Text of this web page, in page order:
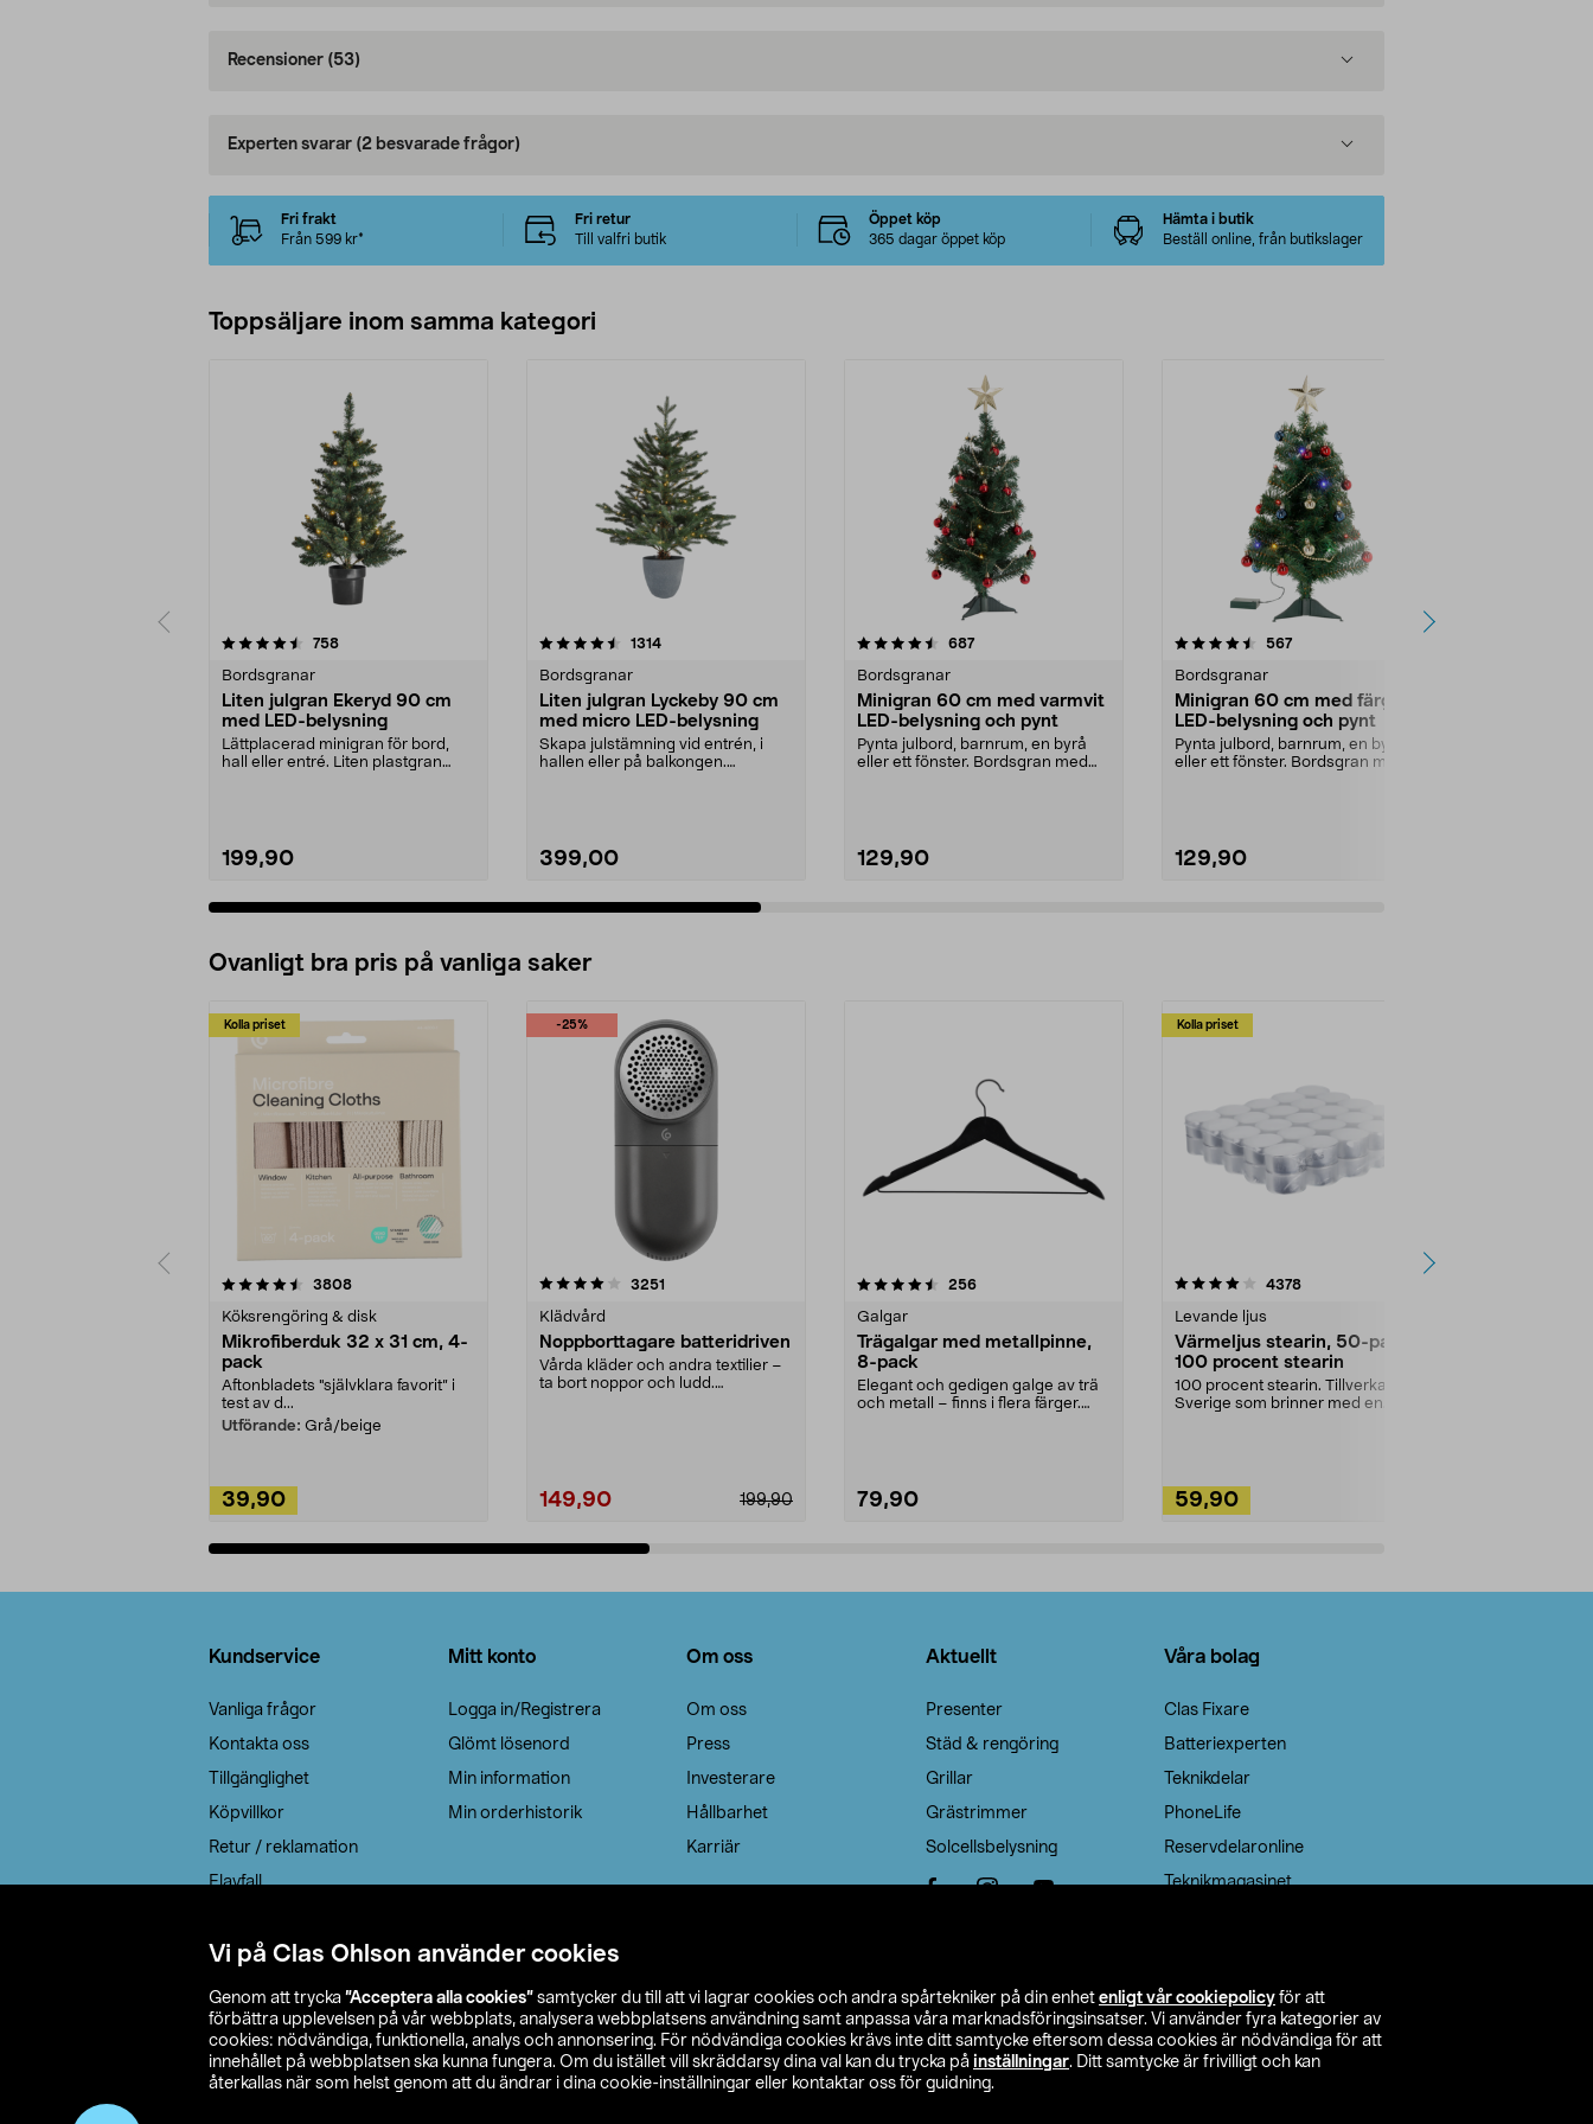
Vi på Clas Ohlson använder cookies
Genom att trycka ”Acceptera alla cookies” samtycker du till att vi lagrar cookies och andra spårtekniker på din enhet enligt vår cookiepolicy för att
förbättra upplevelsen på vår webbplats, analysera webbplatsens användning samt anpassa våra marknadsföringsinsatser. Vi använder fyra kategorier av
cookies: nödvändiga, funktionella, analys och annonsering. För nödvändiga cookies krävs inte ditt samtycke eftersom dessa cookies är nödvändiga för att
innehållet på webbplatsen ska kunna fungera. Om du istället vill skräddarsy dina val kan du trycka på inställningar. Ditt samtycke är frivilligt och kan
återkallas när som helst genom att du ändrar i dina cookie-inställningar eller kontaktar oss för guidning.
Recensioner (53)
Experten svarar (2 besvarade frågor)
Fri frakt
Från 599 kr*
Fri retur
Till valfri butik
Öppet köp
365 dagar öppet köp
Hämta i butik
Beställ online, från butikslager
Toppsäljare inom samma kategori
758recensioner
Bordsgranar
Liten julgran Ekeryd 90 cm
med LED-belysning
Lättplacerad minigran för bord,
hall eller entré. Liten plastgran
199,90
4.5 av 5 stjärnor 1314recensioner
Bordsgranar
Liten julgran Lyckeby 90 cm
med micro LED-belysning
Skapa julstämning vid entrén, i
hallen eller på balkongen.
399,00
4.5 av 5 stjärnor 687recensioner
Bordsgranar
Minigran 60 cm med varmvit
LED-belysning och pynt
Pynta julbord, barnrum, en byrå
eller ett fönster. Bordsgran med
129,90
4.5 av 5 stjärnor 567recensioner
Bordsgranar
Minigran 60 cm med färgad
LED-belysning och pynt
Pynta julbord, barnrum, en byrå
eller ett fönster. Bordsgran med
129,90
4.5 av 5 stjärnor
Ovanligt bra pris på vanliga saker
Kolla priset
3808recensioner
Köksrengöring & disk
Mikrofiberduk 32 x 31 cm, 4-
pack
Aftonbladets "självklara favorit” i
test av d...
Utförande: Grå/beige
39,90
-25%
4.0av 5 stjärnor 3251
Klädvård
Noppborttagare batteridriven
Vårda kläder och andra textilier –
ta bort noppor och ludd.
199,90
149,90
4.5av 5 stjärnor 256recensioner
Galgar
Trägalgar med metallpinne,
8-pack
Elegant och gedigen galge av trä
och metall – finns i flera färger.
79,90
Kolla priset
4.0av 5 stjärnor 4378recensioner
Levande ljus
Värmeljus stearin, 50-pack,
100 procent stearin
100 procent stearin. Tillverkade i
Sverige som brinner med en
59,90
4.5av 5 stjärnor
Kundservice
Vanliga frågor
Kontakta oss
Tillgänglighet
Köpvillkor
Retur / reklamation
Elavfall
Leveransalternativ
Mitt konto
Logga in/Registrera
Glömt lösenord
Min information
Min orderhistorik
Om oss
Om oss
Press
Investerare
Hållbarhet
Karriär
Aktuellt
Presenter
Städ & rengöring
Grillar
Grästrimmer
Solcellsbelysning
Våra bolag
Clas Fixare
Batteriexperten
Teknikdelar
PhoneLife
Reservdelaronline
Teknikmagasinet